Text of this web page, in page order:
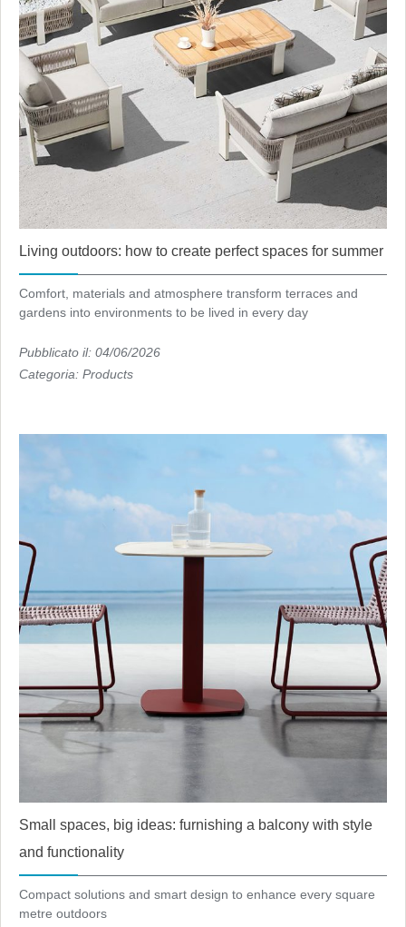
Living outdoors: how to create perfect spaces for summer
Comfort, materials and atmosphere transform terraces and
gardens into environments to be lived in every day
Pubblicato il: 04/06/2026
Categoria: Products
Small spaces, big ideas: furnishing a balcony with style
and functionality
Compact solutions and smart design to enhance every square
metre outdoors